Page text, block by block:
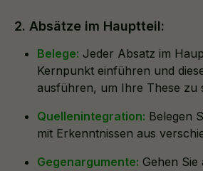
2. Absätze im Hauptteil:
Belege: Jeder Absatz im
Kernpunkt einführen und
ausführen, um Ihre These zu
Quellenintegration: Belegen
mit Erkenntnissen aus
Gegenargumente: Gehen Sie